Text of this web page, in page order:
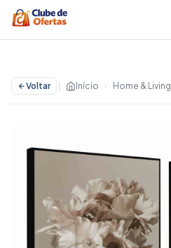
Voltar Início › Home & Living